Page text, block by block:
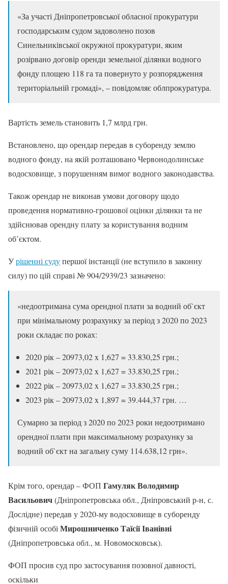
«За участі Дніпропетровської обласної прокуратури
господарським судом задоволено позов
Синельниківської окружної прокуратури, яким
розірвано договір оренди земельної ділянки водного
фонду площею 118 га та повернуто у розпорядження
територіальній громаді», – повідомляє облпрокуратура.
Вартість земель становить 1,7 млрд грн.
Встановлено, що орендар передав в суборенду землю
водного фонду, на якій розташовано Червонодолинське
водосховище, з порушенням вимог водного законодавства.
Також орендар не виконав умови договору щодо
проведення нормативно-грошової оцінки ділянки та не
здійснював орендну плату за користування водним
об’єктом.
Урішенні судупершої інстанції (не вступило в законну
силу) по цій справі № 904/2939/23 зазначено:
«недоотримана сума орендної плати за водний об`єкт
при мінімальному розрахунку за період з 2020 по 2023
роки складає по роках:
2020 рік – 20973,02 x 1,627 = 33.830,25 грн.;
2021 рік – 20973,02 x 1,627 = 33.830,25 грн.;
2022 рік – 20973,02 x 1,627 = 33.830,25 грн.;
2023 рік – 20973,02 x 1,897 = 39.444,37 грн. …
Сумарно за період з 2020 по 2023 роки недоотримано
орендної плати при максимальному розрахунку за
водний об`єкт на загальну суму 114.638,12 грн».
Крім того, орендар – ФОП Гамуляк Володимир
Васильович(Дніпропетровська обл., Дніпровський р-н, с.
Дослідне) передав у 2020-му водосховище в суборенду
фізичній особі Мирошниченко Таїсії Іванівні
(Дніпропетровська обл., м. Новомосковськ).
ФОП просив суд про застосування позовної давності,
оскільки